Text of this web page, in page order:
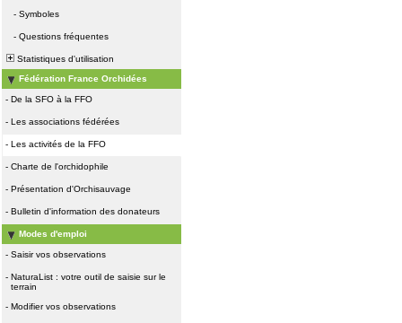
- Symboles
- Questions fréquentes
Statistiques d'utilisation
Fédération France Orchidées
- De la SFO à la FFO
- Les associations fédérées
- Les activités de la FFO
- Charte de l'orchidophile
- Présentation d'Orchisauvage
- Bulletin d'information des donateurs
Modes d'emploi
- Saisir vos observations
- NaturaList : votre outil de saisie sur le
terrain
- Modifier vos observations